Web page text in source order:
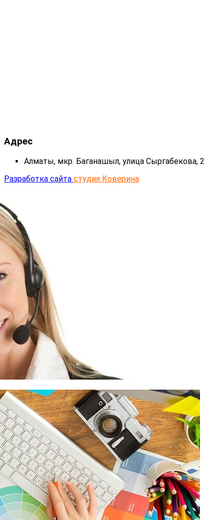
Адрес
Алматы, мкр. Баганашыл, улица Сыргабекова, 2
Разработка сайта студия Коверина